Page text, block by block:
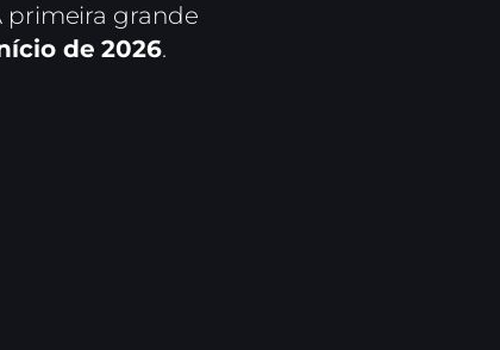
primeira grande
de 2026.